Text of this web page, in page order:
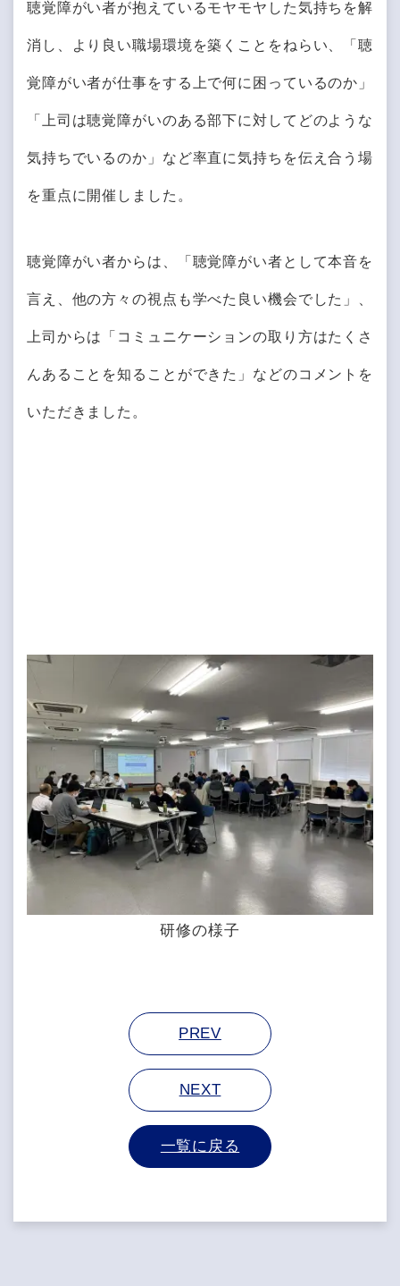
聴覚障がい者が抱えているモヤモヤした気持ちを解
消し、より良い職場環境を築くことをねらい、「聴
覚障がい者が仕事をする上で何に困っているのか」
「上司は聴覚障がいのある部下に対してどのような
気持ちでいるのか」など率直に気持ちを伝え合う場
を重点に開催しました。
聴覚障がい者からは、「聴覚障がい者として本音を
言え、他の方々の視点も学べた良い機会でした」、
上司からは「コミュニケーションの取り方はたくさ
んあることを知ることができた」などのコメントを
いただきました。
研修の様子
PREV
一覧に戻る
NEXT